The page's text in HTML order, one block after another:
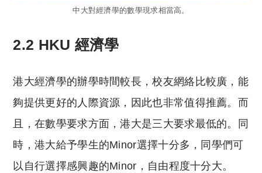
中大對經濟學的數學現求相當高。
2.2 HKU 經濟學
港大經濟學的辦學時間較長，校友網絡比較廣，能
夠提供更好的人際資源，因此也非常值得推薦。而
且，在數學要求方面，港大是三大要求最低的。同
時，港大給予學生的Minor選擇十分多，同學們可
以自行選擇感興趣的Minor，自由程度十分大。